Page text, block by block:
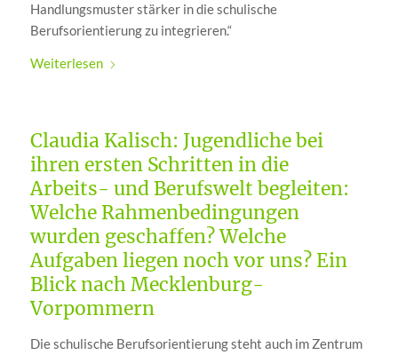
Handlungsmuster stärker in die schulische
Berufsorientierung zu integrieren.“
Weiterlesen
Claudia Kalisch: Jugendliche bei
ihren ersten Schritten in die
Arbeits- und Berufswelt begleiten:
Welche Rahmenbedingungen
wurden geschaffen? Welche
Aufgaben liegen noch vor uns? Ein
Blick nach Mecklenburg-
Vorpommern
Die schulische Berufsorientierung steht auch im Zentrum